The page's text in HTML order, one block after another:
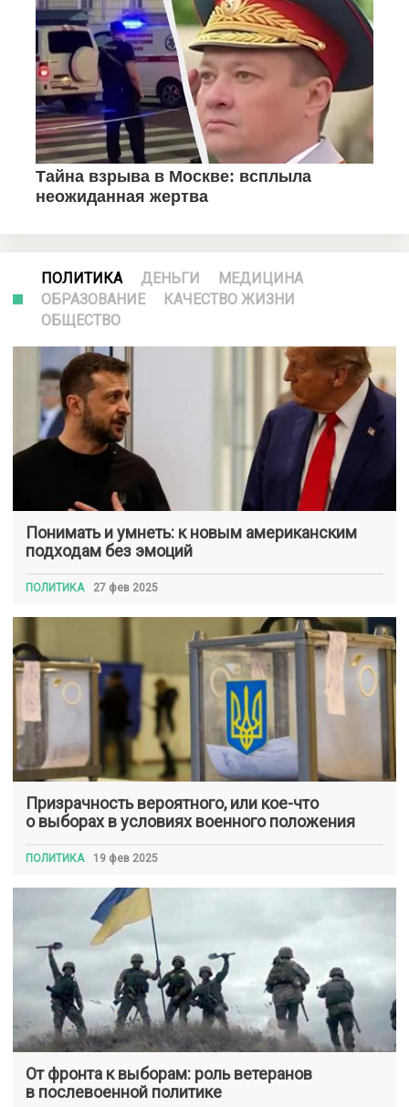
ПОЛИТИКА ДЕНЬГИ
МЕДИЦИНА
ОБРАЗОВАНИЕ
КАЧЕСТВО ЖИЗНИ
ОБЩЕСТВО
Понимать и умнеть: к новым американским
подходам без эмоций
ПОЛИТИКА 27 фев 2025
Призрачность вероятного, или кое-что
о выборах в условиях военного положения
ПОЛИТИКА 19 фев 2025
От фронта к выборам: роль ветеранов
в послевоенной политике